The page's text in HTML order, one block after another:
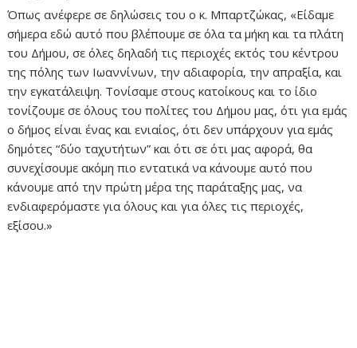
Όπως ανέφερε σε δηλώσεις του ο κ. Μπαρτζώκας, «Είδαμε
σήμερα εδώ αυτό που βλέπουμε σε όλα τα μήκη και τα πλάτη
του Δήμου, σε όλες δηλαδή τις περιοχές εκτός του κέντρου
της πόλης των Ιωαννίνων, την αδιαφορία, την απραξία, και
την εγκατάλειψη. Τονίσαμε στους κατοίκους και το ίδιο
τονίζουμε σε όλους του πολίτες του Δήμου μας, ότι για εμάς
ο δήμος είναι ένας και ενιαίος, ότι δεν υπάρχουν για εμάς
δημότες “δύο ταχυτήτων” και ότι σε ότι μας αφορά, θα
συνεχίσουμε ακόμη πιο εντατικά να κάνουμε αυτό που
κάνουμε από την πρώτη μέρα της παράταξης μας, να
ενδιαφερόμαστε για όλους και για όλες τις περιοχές,
εξίσου.»